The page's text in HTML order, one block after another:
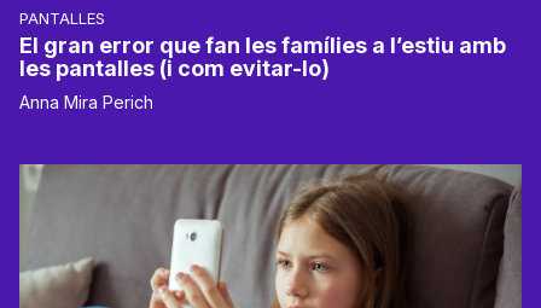
PANTALLES
El gran error que fan les famílies a l’estiu amb
les pantalles (i com evitar-lo)
Anna Mira Perich